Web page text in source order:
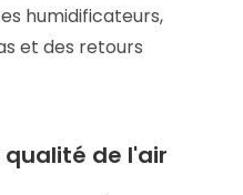
humidificateurs,
et des retours
qualité de l'air